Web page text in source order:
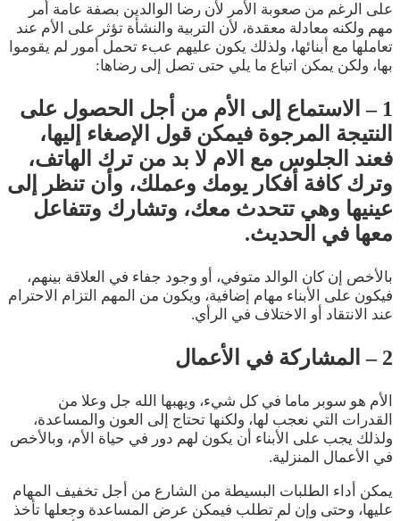
على الرغم من صعوبة الأمر لأن رضا الوالدين بصفة عامة أمر
مهم ولكنه معادلة معقدة، لأن التربية والنشأة تؤثر على الأم عند
تعاملها مع أبنائها، ولذلك يكون عليهم عبء تحمل أمور لم يقوموا
بها، ولكن يمكن اتباع ما يلي حتى تصل إلى رضاها:
1 – الاستماع إلى الأم
من أجل الحصول على
النتيجة المرجوة فيمكن قول الإصغاء إليها،
فعند الجلوس مع الام لا بد من ترك الهاتف،
وترك كافة أفكار يومك وعملك، وأن تنظر إلى
عينيها وهي تتحدث معك، وتشارك وتتفاعل
معها في الحديث.
بالأخص إن كان الوالد متوفي، أو وجود جفاء في العلاقة بينهم،
فيكون على الأبناء مهام إضافية، ويكون من المهم التزام الاحترام
عند الانتقاد أو الاختلاف في الرأي.
2 – المشاركة في الأعمال
الأم هو سوبر ماما في كل شيء، ويهبها الله جل وعلا من
القدرات التي نعجب لها، ولكنها تحتاج إلى العون والمساعدة،
ولذلك يجب على الأبناء أن يكون لهم دور في حياة الأم، وبالأخص
في الأعمال المنزلية.
يمكن أداء الطلبات البسيطة من الشارع من أجل تخفيف المهام
عليها، وحتى وإن لم تطلب فيمكن عرض المساعدة وجعلها تأخذ